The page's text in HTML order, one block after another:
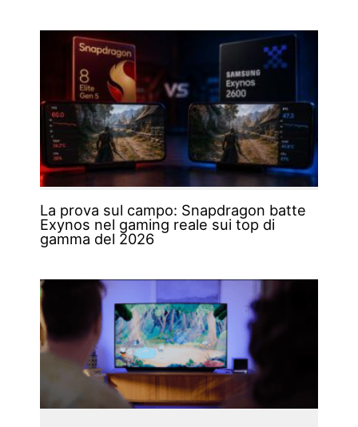
La prova sul campo: Snapdragon batte
Exynos nel gaming reale sui top di
gamma del 2026